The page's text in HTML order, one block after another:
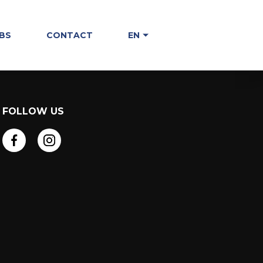
CONTACT EN
FOLLOW US